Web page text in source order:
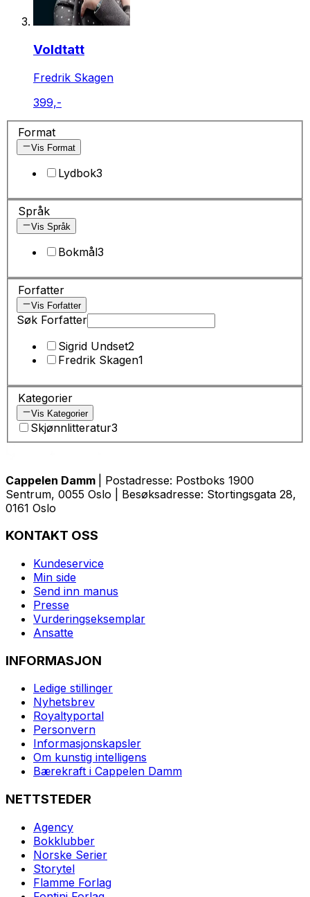
Voldtatt
Fredrik Skagen
399,-
Format
Vis Format
Lydbok3
Språk
Vis Språk
Bokmål3
Forfatter
Vis Forfatter
Søk Forfatter
Sigrid Undset2
Fredrik Skagen1
Kategorier
Vis Kategorier
Skjønnlitteratur3
Cappelen Damm
| Postadresse: Postboks 1900
Sentrum, 0055 Oslo | Besøksadresse: Stortingsgata 28,
0161 Oslo
KONTAKT OSS
Kundeservice
Min side
Send inn manus
Presse
Vurderingseksemplar
Ansatte
INFORMASJON
Ledige stillinger
Nyhetsbrev
Royaltyportal
Personvern
Informasjonskapsler
Om kunstig intelligens
Bærekraft i Cappelen Damm
NETTSTEDER
Agency
Bokklubber
Norske Serier
Storytel
Flamme Forlag